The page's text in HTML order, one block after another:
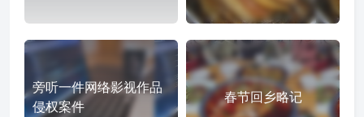
旁听一件网络影视作品
侵权案件
春节回乡略记